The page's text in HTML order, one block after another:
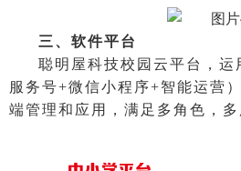
三、软件平台
聪明屋科技校园云平台，运
服务号+微信小程序+智能运营
端管理和应用，满足多角色，多